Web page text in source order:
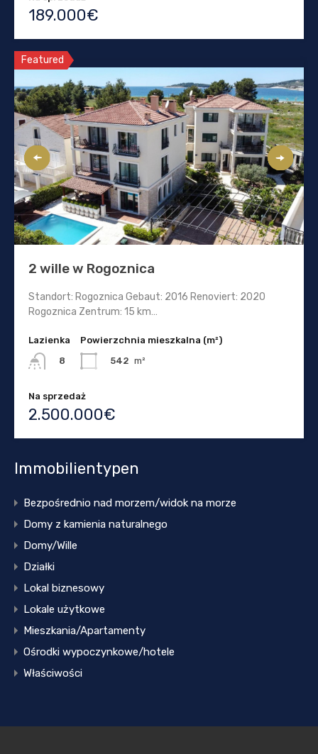
189.000€
Featured
2 wille w Rogoznica
Standort: Rogoznica Gebaut: 2016 Renoviert: 2020
Rogoznica Zentrum: 15 km…
Lazienka
8
Powierzchnia mieszkalna (m²)
542 m²
Na sprzedaż
2.500.000€
Immobilientypen
Bezpośrednio nad morzem/widok na morze
Domy z kamienia naturalnego
Domy/Wille
Działki
Lokal biznesowy
Lokale użytkowe
Mieszkania/Apartamenty
Ośrodki wypoczynkowe/hotele
Właściwości